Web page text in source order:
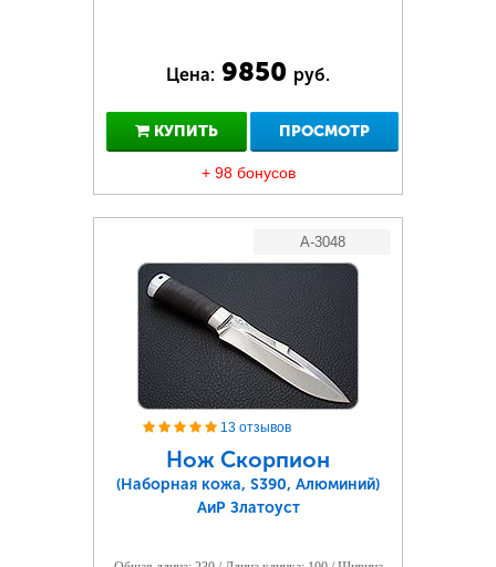
Цена: 9850 руб.
КУПИТЬ ПРОСМОТР
+ 98 бонусов
A-3048
13 отзывов
Нож Скорпион
(Наборная кожа, S390, Алюминий)
АиР Златоуст